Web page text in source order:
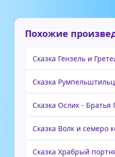
Похожие
Сказка Гензель и
Сказка
Сказка Ослик - Братья
Сказка Волк и семеро
Сказка Храбрый